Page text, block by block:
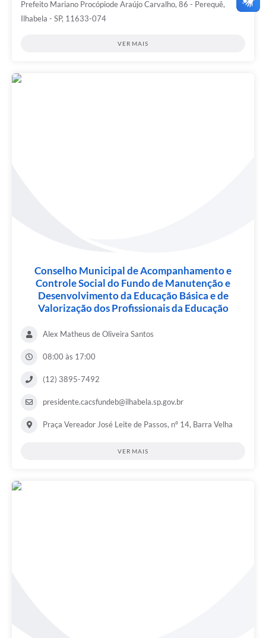
Prefeito Mariano Procópiode Araújo Carvalho, 86 - Perequê,
Ilhabela - SP, 11633-074
VER MAIS
Conselho Municipal de Acompanhamento e
Controle Social do Fundo de Manutenção e
Desenvolvimento da Educação Básica e de
Valorização dos Profissionais da Educação
Alex Matheus de Oliveira Santos
08:00 às 17:00
(12) 3895-7492
presidente.cacsfundeb@ilhabela.sp.gov.br
Praça Vereador José Leite de Passos, nº 14, Barra Velha
VER MAIS